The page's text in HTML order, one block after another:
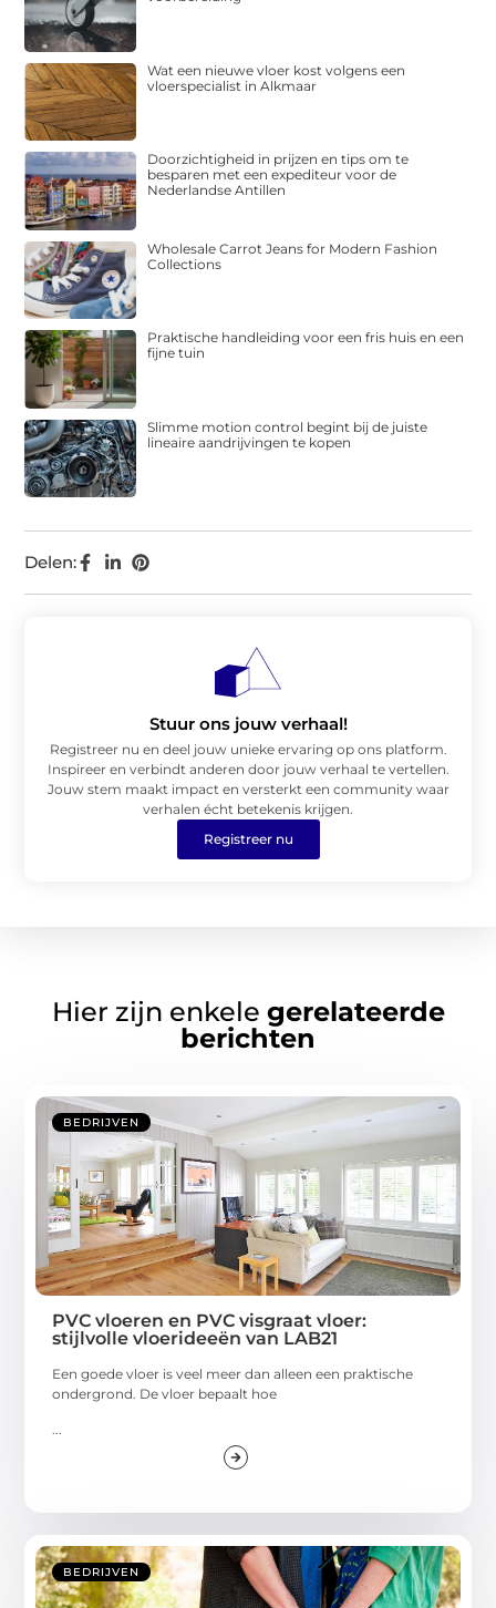
Delen:
Wat een nieuwe vloer kost volgens een
vloerspecialist in Alkmaar
Doorzichtigheid in prijzen en tips om te
besparen met een expediteur voor de
Nederlandse Antillen
Wholesale Carrot Jeans for Modern Fashion
Collections
Praktische handleiding voor een fris huis en een
fijne tuin
Slimme motion control begint bij de juiste
lineaire aandrijvingen te kopen
Stuur ons jouw verhaal!
Registreer nu en deel jouw unieke ervaring op ons platform.
Inspireer en verbindt anderen door jouw verhaal te vertellen.
Jouw stem maakt impact en versterkt een community waar
verhalen écht betekenis krijgen.
Registreer nu
Hier zijn enkele gerelateerde
berichten
BEDRIJVEN
PVC vloeren en PVC visgraat vloer:
stijlvolle vloerideeën van LAB21
Een goede vloer is veel meer dan alleen een praktische
ondergrond. De vloer bepaalt hoe
...
BEDRIJVEN